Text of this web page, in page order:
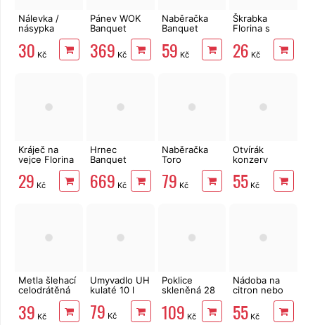
Nálevka /
násypka
30 Kč
Pánev WOK
Banquet
Granite 28
cm
369 Kč
Naběračka
Banquet
Akcent Black
29 cm
59 Kč
Škrabka
Florina s
čepelí, rovné
ostří
26 Kč
Kráječ na
vejce Florina
29 Kč
Hrnec
Banquet
černý smalt s
poklicí 30 cm
669 Kč
Naběračka
Toro
děrovaná
nerez
79 Kč
Otvírák
konzerv
55 Kč
Metla šlehací
celodrátěná
nerez
39 Kč
Umyvadlo UH
kulaté 10 l
79 Kč
Poklice
skleněná 28
cm s otvorem
pro únik páry
109 Kč
Nádoba na
citron nebo
sýr Banquet
Limon 9,5 cm
55 Kč